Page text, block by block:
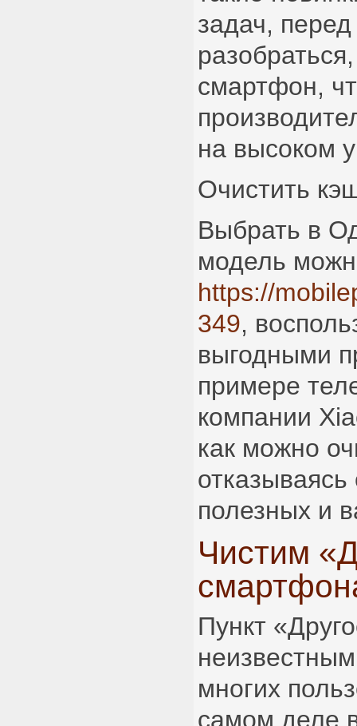
задач,
смартфон,
на высоком
Очистить
Выбрать в
модель
https://
349,
выгодными
примере
компании
как можно
полезных и
Чистим
Пункт
многих
самом деле